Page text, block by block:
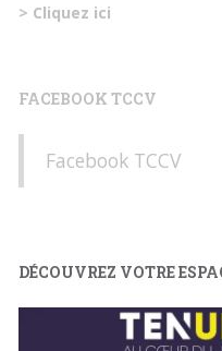
> Cliquez ici
FACEBOOK TCCV
Facebook TCCV
DÉCOUVREZ VOTRE